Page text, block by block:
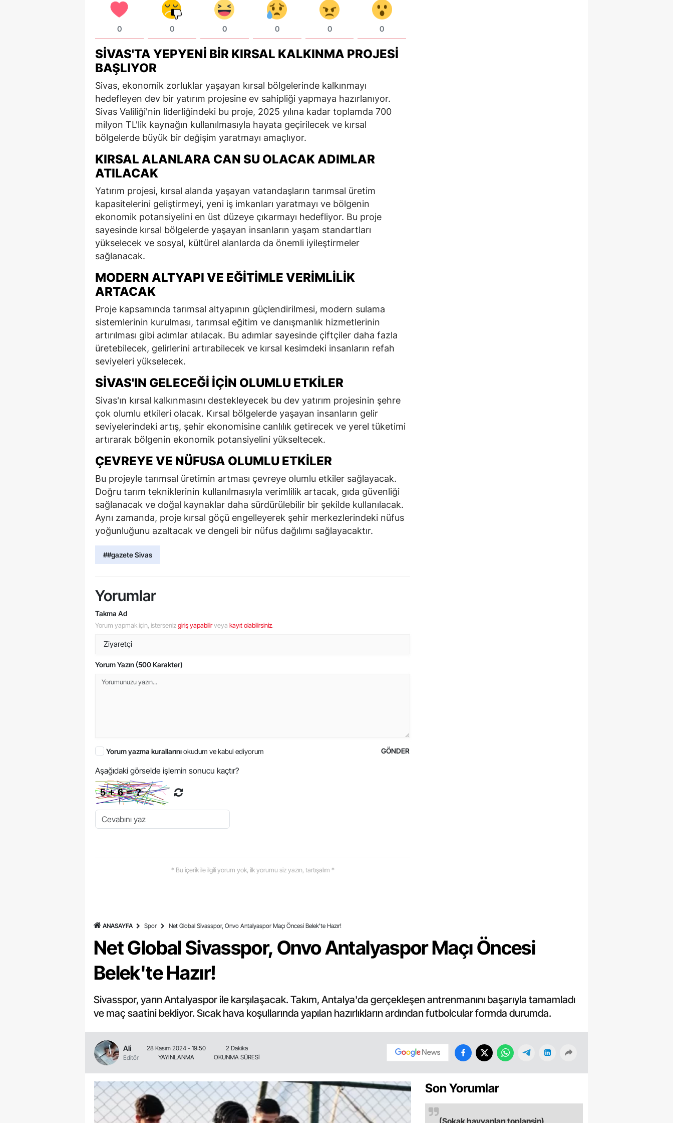
0 0 0 0 0 0
SIVAS'TA YEPYENI BIR KIRSAL KALKINMA PROJESI
BAŞLIYOR
Sivas, ekonomik zorluklar yaşayan kırsal bölgelerinde kalkınmayı
hedefleyen dev bir yatırım projesine ev sahipliği yapmaya hazırlanıyor.
Sivas Valiliği'nin liderliğindeki bu proje, 2025 yılına kadar toplamda 700
milyon TL'lik kaynağın kullanılmasıyla hayata geçirilecek ve kırsal
bölgelerde büyük bir değişim yaratmayı amaçlıyor.
KIRSAL ALANLARA CAN SU OLACAK ADIMLAR
ATILACAK
Yatırım projesi, kırsal alanda yaşayan vatandaşların tarımsal üretim
kapasitelerini geliştirmeyi, yeni iş imkanları yaratmayı ve bölgenin
ekonomik potansiyelini en üst düzeye çıkarmayı hedefliyor. Bu proje
sayesinde kırsal bölgelerde yaşayan insanların yaşam standartları
yükselecek ve sosyal, kültürel alanlarda da önemli iyileştirmeler
sağlanacak.
MODERN ALTYAPI VE EĞITIMLE VERIMLILIK
ARTACAK
Proje kapsamında tarımsal altyapının güçlendirilmesi, modern sulama
sistemlerinin kurulması, tarımsal eğitim ve danışmanlık hizmetlerinin
artırılması gibi adımlar atılacak. Bu adımlar sayesinde çiftçiler daha fazla
üretebilecek, gelirlerini artırabilecek ve kırsal kesimdeki insanların refah
seviyeleri yükselecek.
SIVAS'IN GELECEĞI İÇIN OLUMLU ETKILER
Sivas'ın kırsal kalkınmasını destekleyecek bu dev yatırım projesinin şehre
çok olumlu etkileri olacak. Kırsal bölgelerde yaşayan insanların gelir
seviyelerindeki artış, şehir ekonomisine canlılık getirecek ve yerel tüketimi
artırarak bölgenin ekonomik potansiyelini yükseltecek.
ÇEVREYE VE NÜFUSA OLUMLU ETKILER
Bu projeyle tarımsal üretimin artması çevreye olumlu etkiler sağlayacak.
Doğru tarım tekniklerinin kullanılmasıyla verimlilik artacak, gıda güvenliği
sağlanacak ve doğal kaynaklar daha sürdürülebilir bir şekilde kullanılacak.
Aynı zamanda, proje kırsal göçü engelleyerek şehir merkezlerindeki nüfus
yoğunluğunu azaltacak ve dengeli bir nüfus dağılımı sağlayacaktır.
##gazete Sivas
Yorumlar
Takma Ad
Yorum yapmak için, istersenizgiriş yapabilirveya kayıt olabilirsiniz.
Yorum Yazın (500 Karakter)
GÖNDER
Yorum yazma kurallarınıokudum ve kabul ediyorum
Aşağıdaki görselde işlemin sonucu kaçtır?
* Bu içerik ile ilgili yorum yok, ilk yorumu siz yazın, tartışalım *
ANASAYFA Spor Net Global Sivasspor, Onvo Antalyaspor Maçı Öncesi Belek'te Hazır!
Net Global Sivasspor, Onvo Antalyaspor Maçı Öncesi
Belek'te Hazır!
Sivasspor, yarın Antalyaspor ile karşılaşacak. Takım, Antalya'da gerçekleşen antrenmanını başarıyla tamamladı
ve maç saatini bekliyor. Sıcak hava koşullarında yapılan hazırlıkların ardından futbolcular formda durumda.
Ali
Editör
28 Kasım 2024 - 19:50
YAYINLANMA
2 Dakika
OKUNMA SÜRESİ
Son Yorumlar
(Sokak hayvanları toplansin)